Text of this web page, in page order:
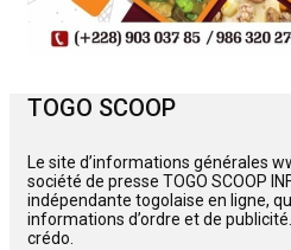
TOGO SCOOP
Le site d’informations générales
société de presse TOGO SCOOP
indépendante togolaise en ligne,
informations d’ordre et de
crédo.